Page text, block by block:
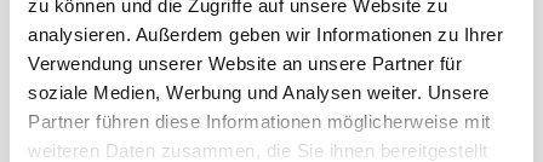
zu können und die Zugriffe auf unsere Website zu
analysieren. Außerdem geben wir Informationen zu Ihrer
Verwendung unserer Website an unsere Partner für
soziale Medien, Werbung und Analysen weiter. Unsere
Partner führen diese Informationen möglicherweise mit
weiteren Daten zusammen, die Sie ihnen bereitgestellt
Nahverkehr (m/w/d)